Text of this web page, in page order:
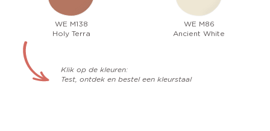
WE M138
Holy Terra
WE M86
Ancient White
Klik op de kleuren:
Test, ontdek en bestel een kleurstaal